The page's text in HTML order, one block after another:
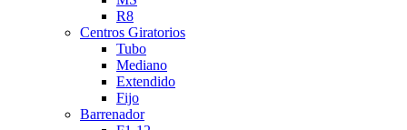
R8
Centros Giratorios
Tubo
Mediano
Extendido
Fijo
Barrenador